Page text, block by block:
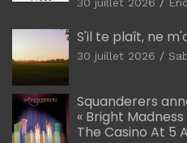
30 juillet 2026 Eric
S'il te plaît, ne
30 juillet 2026
Squanderers
« Bright
The Casino At 5